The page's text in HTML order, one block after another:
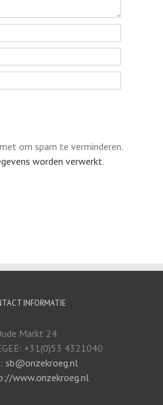
om spam te verminderen.
worden verwerkt.
INFORMATIE
Markt 24
+31(0)53 4321040
sb@onzekroeg.nl
www.onzekroeg.nl